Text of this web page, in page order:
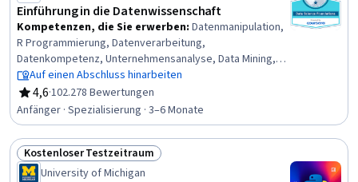
Einführung in die Datenwissenschaft
Kompetenzen, die Sie erwerben: Datenmanipulation,
R Programmierung, Datenverarbeitung,
Datenkompetenz, Unternehmensanalyse, Data Mining,
Relationale Datenbanken, Vorverarbeitung von Daten,
Gespeicherte Prozedur, SQL, Modell-Einsatz, Python-
Programmierung, Große Daten, Datenwissenschaft,
Datenbank-Management, Bereinigung von Daten,
Bewertung des Modells, Jupyter, R (Software),
Computer-Programmierwerkzeuge
Auf einen Abschluss hinarbeiten
4,6
Bewertung, 4,6 von 5 Sternen
·102.278 Bewertungen
Anfänger · Spezialisierung · 3–6 Monate
Status: Kostenloser Testzeitraum
Kostenloser Testzeitraum
University of Michigan